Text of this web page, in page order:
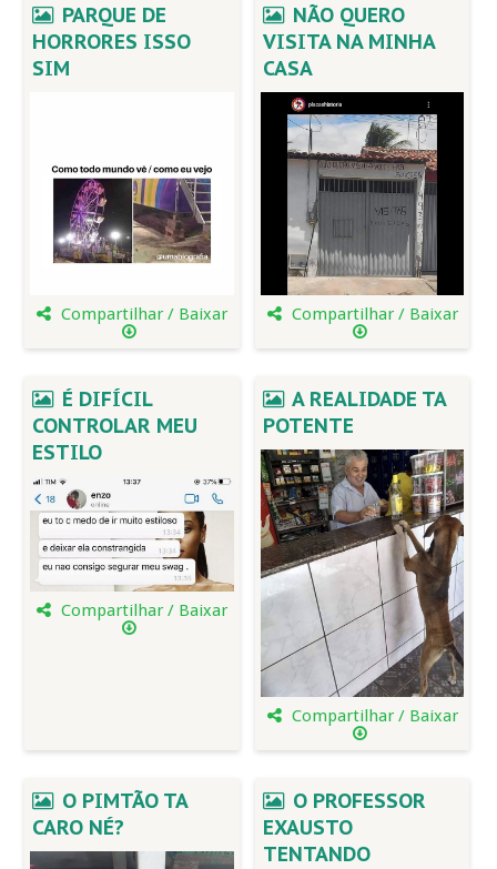
PARQUE DE
HORRORES ISSO
SIM
Compartilhar / Baixar
NÃO QUERO
VISITA NA MINHA
CASA
Compartilhar / Baixar
É DIFÍCIL
CONTROLAR MEU
ESTILO
Compartilhar / Baixar
A REALIDADE TA
POTENTE
Compartilhar / Baixar
O PIMTÃO TA
CARO NÉ?
O PROFESSOR
EXAUSTO
TENTANDO